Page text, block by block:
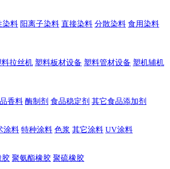
染料 阳离子染料 直接染料 分散染料 食用染料
料拉丝机 塑料板材设备 塑料管材设备 塑机辅机
香料 酶制剂 食品稳定剂 其它食品添加剂
涂料 特种涂料 色浆 其它涂料 UV涂料
胶 聚氨酯橡胶 聚硫橡胶